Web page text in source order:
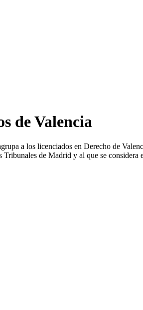
de Valencia
a los licenciados en Derecho de
de Madrid y al que se